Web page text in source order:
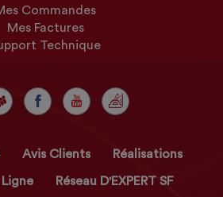
Commandes
Mes Factures
Technique
Avis Clients Réalisations
Ligne Réseau D'EXPERT SF